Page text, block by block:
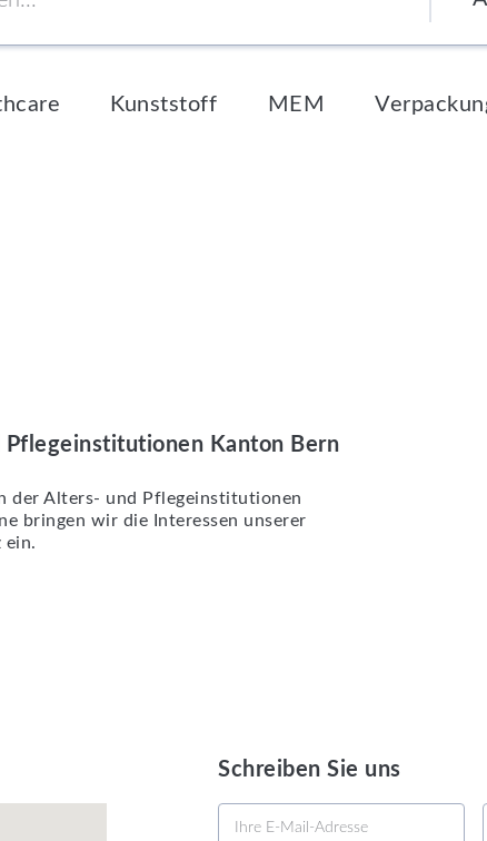
Kunststoff MEM
Pflegeinstitutionen Kanton Bern
der Alters- und Pflegeinstitutionen
bringen wir die Interessen unserer
ein.
Schreiben Sie uns